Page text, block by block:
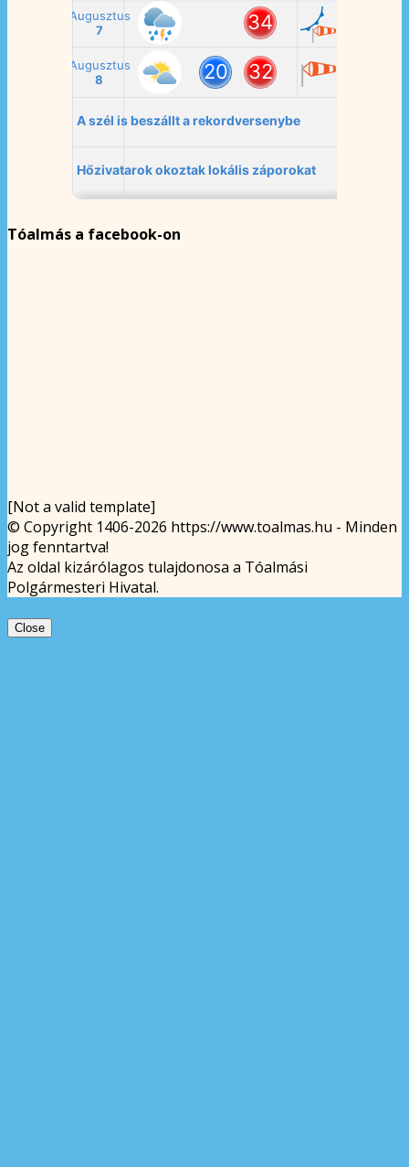
Tóalmás a facebook-on
[Not a valid template]
© Copyright 1406-2026 https://www.toalmas.hu - Minden
jog fenntartva!
Az oldal kizárólagos tulajdonosa a Tóalmási
Polgármesteri Hivatal.
Close